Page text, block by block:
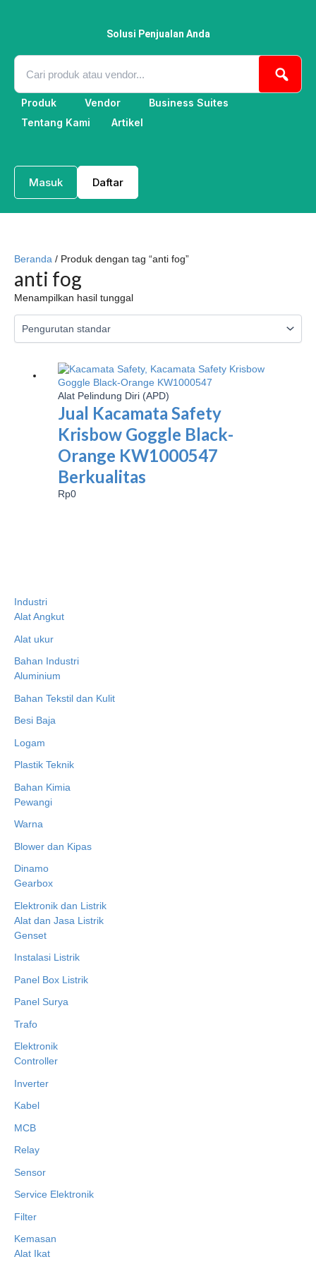
Solusi Penjualan Anda
Produk Vendor
Business Suites
Tentang Kami
Artikel
Masuk Daftar
Industri
Alat Angkut
Alat ukur
Bahan Industri
Aluminium
Bahan Tekstil dan Kulit
Besi Baja
Logam
Plastik Teknik
Bahan Kimia
Pewangi
Warna
Blower dan Kipas
Dinamo
Gearbox
Elektronik dan Listrik
Alat dan Jasa Listrik
Genset
Instalasi Listrik
Panel Box Listrik
Panel Surya
Trafo
Elektronik
Controller
Inverter
Kabel
MCB
Relay
Sensor
Service Elektronik
Filter
Kemasan
Alat Ikat
Beranda / Produk dengan tag “anti fog”
anti fog
Menampilkan hasil tunggal
Alat Pelindung Diri (APD)
Jual Kacamata Safety
Krisbow Goggle Black-
Orange KW1000547
Berkualitas
Rp0